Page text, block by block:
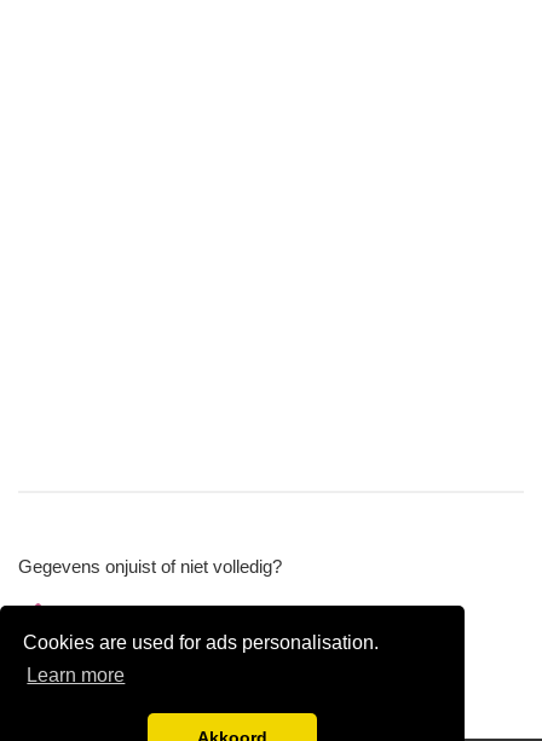
Cookies are used for ads personalisation.
Learn more
Gegevens onjuist of niet volledig?